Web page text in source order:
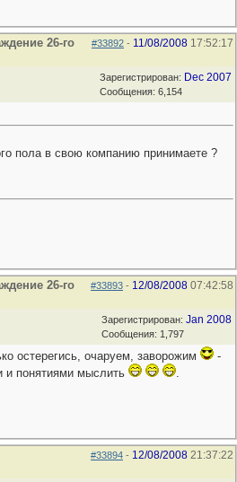
#33892 - 11/08/2008 17:52:17
26-го
Зарегистрирован: Dec 2007
Сообщения: 6,154
пола в свою компанию принимаете ?
#33893 - 12/08/2008 07:42:58
26-го
Зарегистрирован: Jan 2008
Сообщения: 1,797
остерегись, очаруем, заворожим
-
и понятиями мыслить
.
#33894 - 12/08/2008 21:37:22